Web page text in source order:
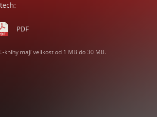
PDF
knihy mají velikost od 1 MB do 30 MB.